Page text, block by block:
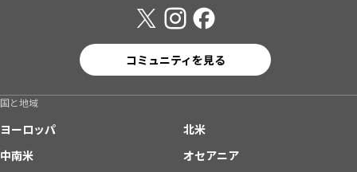
コミュニティを見る
国と地域
ヨーロッパ
北米
中南米
オセアニア